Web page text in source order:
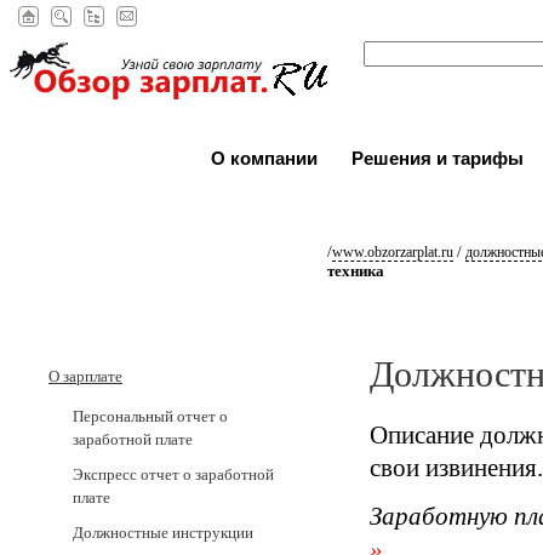
О компании Решения и тарифы
/www.obzorzarplat.ru /
техника
О зарплате
Персональный отчет о
заработной плате
Экспресс отчет о заработной
плате
Должностные инструкции
Описание
свои извинения.
Заработную
»